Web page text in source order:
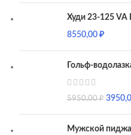
Худи 23-125 VA
8550,00₽
Гольф-
5950,00₽
Мужской